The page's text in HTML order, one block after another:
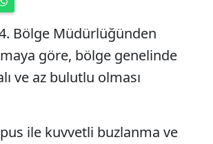
Bölge Müdürlüğünden
göre, bölge genelinde
ve az bulutlu olması
ile kuvvetli buzlanma ve